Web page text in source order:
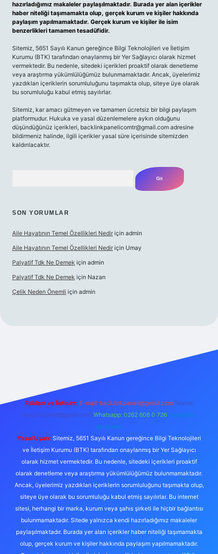
hazırladığımız makaleler paylaşılmaktadır. Burada yer alan içerikler
haber niteliği taşımamakta olup, gerçek kurum ve kişiler hakkında
paylaşım yapılmamaktadır. Gerçek kurum ve kişiler ile isim
benzerlikleri tamamen tesadüfidir.
Sitemiz, 5651 Sayılı Kanun gereğince Bilgi Teknolojileri ve İletişim
Kurumu (BTK) tarafından onaylanmış bir Yer Sağlayıcı olarak hizmet
vermektedir. Bu nedenle, sitedeki içerikleri proaktif olarak denetleme
veya araştırma yükümlülüğümüz bulunmamaktadır. Ancak, üyelerimiz
yazdıkları içeriklerin sorumluluğunu taşımakta olup, siteye üye olarak
bu sorumluluğu kabul etmiş sayılırlar.
Sitemiz, kar amacı gütmeyen ve tamamen ücretsiz bir bilgi paylaşım
platformudur. Hukuka ve yasal düzenlemelere aykırı olduğunu
düşündüğünüz içerikleri, backlinkpanelicomtr@gmail.com adresine
bildirmeniz halinde, ilgili içerikler yasal süre içerisinde sitemizden
kaldırılacaktır.
SON YORUMLAR
Aile Hayatının Temel Özellikleri Nedir için admin
Aile Hayatının Temel Özellikleri Nedir için Umay
Palyatif Tdk Ne Demek için admin
Palyatif Tdk Ne Demek için Nazan
Çelik Neden Önemli için admin
Reklam ve İletişim: E-mail: backlinkpaneli@gmail.com Teams:
forumhizmeti@gmail.com Whatsapp: 0262 606 0 726 Telegram:
@karabul
Yasal Uyarı: Sitemiz, 5651 Sayılı Kanun gereğince Bilgi Teknolojileri
ve İletişim Kurumu (BTK) tarafından onaylanmış bir Yer Sağlayıcı
olarak hizmet vermektedir. Bu nedenle, sitedeki içerikleri proaktif
olarak denetleme veya araştırma yükümlülüğümüz bulunmamaktadır.
Ancak, üyelerimiz yazdıkları içeriklerin sorumluluğunu taşımakta olup,
siteye üye olarak bu sorumluluğu kabul etmiş sayılırlar. Bu internet
sitesi, herhangi bir marka, kurum veya şahıs şirketi ile hiçbir bağlantısı
bulunmamaktadır. Sitede yalnızca kendi hazırladığımız makaleler
paylaşılmaktadır. Burada yer alan içerikler haber niteliği taşımamakta
olup, gerçek kurum ve kişiler hakkında paylaşım yapılmamaktadır.